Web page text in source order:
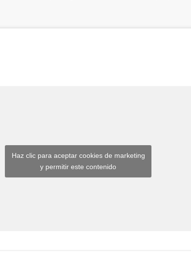
Haz clic para aceptar cookies de marketing
y permitir este contenido